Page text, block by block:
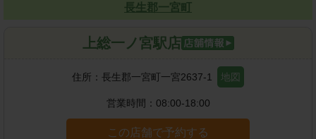
長生郡一宮町
上総一ノ宮駅店
住所： 長生郡一宮町一宮2637-1 地図
営業時間： 08:00-18:00
この店舗で予約する